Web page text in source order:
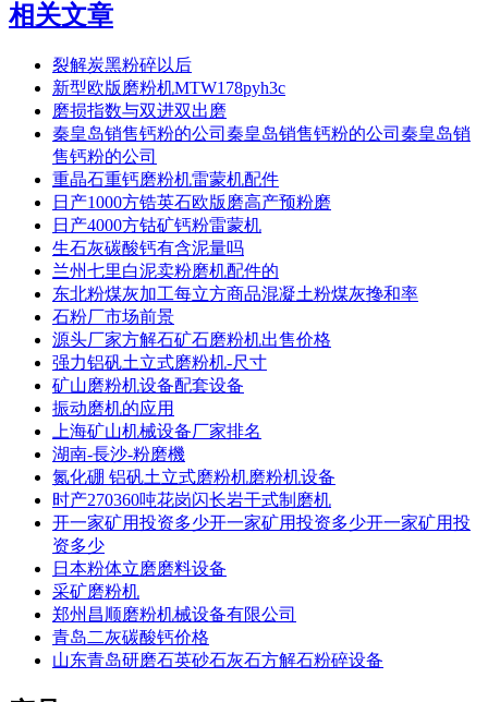
相关文章
裂解炭黑粉碎以后
新型欧版磨粉机MTW178pyh3c
磨损指数与双进双出磨
秦皇岛销售钙粉的公司秦皇岛销售钙粉的公司秦皇岛销
售钙粉的公司
重晶石重钙磨粉机雷蒙机配件
日产1000方锆英石欧版磨高产预粉磨
日产4000方钴矿钙粉雷蒙机
生石灰碳酸钙有含泥量吗
兰州七里白泥卖粉磨机配件的
东北粉煤灰加工每立方商品混凝土粉煤灰搀和率
石粉厂市场前景
源头厂家方解石矿石磨粉机出售价格
强力铝矾土立式磨粉机-尺寸
矿山磨粉机设备配套设备
振动磨机的应用
上海矿山机械设备厂家排名
湖南-長沙-粉磨機
氮化硼 铝矾土立式磨粉机磨粉机设备
时产270360吨花岗闪长岩干式制磨机
开一家矿用投资多少开一家矿用投资多少开一家矿用投
资多少
日本粉体立磨磨料设备
采矿磨粉机
郑州昌顺磨粉机械设备有限公司
青岛二灰碳酸钙价格
山东青岛研磨石英砂石灰石方解石粉碎设备